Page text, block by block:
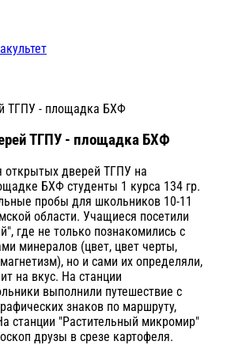
ТГПУ - площадка БХФ
ТГПУ - площадка БХФ
открытых дверей ТГПУ на
БХФ студенты 1 курса 134 гр.
пробы для школьников 10-11
области. Учащиеся посетили
где не только познакомились с
минералов (цвет, цвет черты,
но и сами их определяли,
на вкус. На станции
выполнили путешествие с
знаков по маршруту,
станции "Растительный микромир"
друзы в срезе картофеля.